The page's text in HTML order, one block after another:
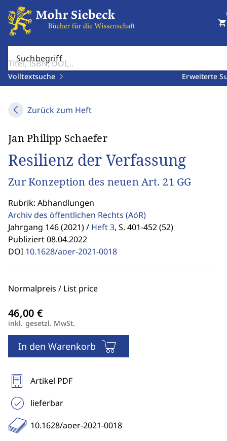
Suchbegriff
Volltextsuche Erweiterte
shopping_cart
Zurück zum Heft
Jan Philipp Schaefer
Resilienz der Verfassung
Zur Konzeption des neuen Art. 21 GG
Rubrik: Abhandlungen
Archiv des öffentlichen Rechts (AöR)
Jahrgang 146 (2021) / Heft 3, S. 401-452 (52)
Publiziert 08.04.2022
DOI 10.1628/aoer-2021-0018
Normalpreis / List price
inkl. gesetzl. MwSt.
In den Warenkorb
Artikel PDF
lieferbar
10.1628/aoer-2021-0018